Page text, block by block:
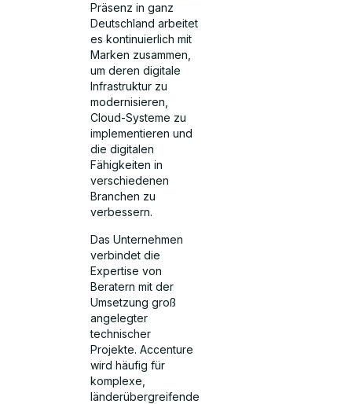
Präsenz in ganz
Deutschland arbeitet
es kontinuierlich mit
Marken zusammen,
um deren digitale
Infrastruktur zu
modernisieren,
Cloud-Systeme zu
implementieren und
die digitalen
Fähigkeiten in
verschiedenen
Branchen zu
verbessern.
Das Unternehmen
verbindet die
Expertise von
Beratern mit der
Umsetzung groß
angelegter
technischer
Projekte. Accenture
wird häufig für
komplexe,
länderübergreifende